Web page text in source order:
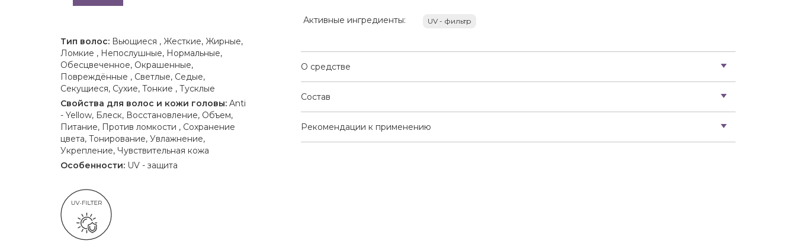
Тип волос: Вьющиеся , Жесткие, Жирные,
Ломкие , Непослушные, Нормальные,
Обесцвеченное, Окрашенные,
Повреждённые , Светлые, Седые,
Секущиеся, Сухие, Тонкие , Тусклые
Свойства для волос и кожи головы: Anti
- Yellow, Блеск, Восстановление, Объем,
Питание, Против ломкости , Сохранение
цвета, Тонирование, Увлажнение,
Укрепление, Чувствительная кожа
Особенности: UV - защита
Активные ингредиенты: UV - фильтр
О средстве
Состав
Рекомендации к применению